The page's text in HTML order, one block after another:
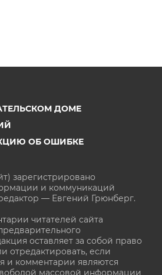
ДОМЕ
ОБ ОШИБКЕ
зарегистрировано
и коммуникаций
— Евгений Грюнберг.
читателей сайта
оставляет за собой право
отредактировать, если
и комментарии являются
массовой информации